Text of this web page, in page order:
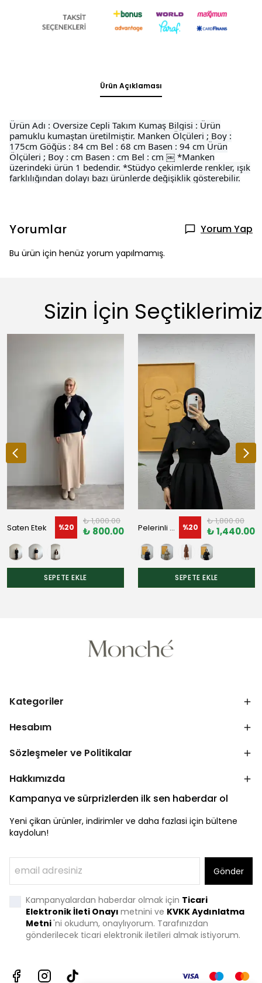
Ürün Açıklaması
Ürün Adı : Oversize Cepli Takım Kumaş Bilgisi : Ürün
pamuklu kumaştan üretilmiştir. Manken Ölçüleri ; Boy :
175cm Göğüs : 84 cm Bel : 68 cm Basen : 94 cm Ürün
Ölçüleri ; Boy : cm Basen : cm Bel : cm ￼ *Manken
üzerindeki ürün 1 bedendir. *Stüdyo çekimlerde renkler, ışık
farklılığından dolayı bazı ürünlerde değişiklik gösterebilir.
Yorumlar Yorum Yap
Bu ürün için henüz yorum yapılmamış.
Sizin İçin Seçtiklerimiz
Saten Etek %20
₺ 1,000.00
₺ 800.00
SEPETE EKLE
Pelerinli Scuba Elbise %20
₺ 1,800.00
₺ 1,440.00
SEPETE EKLE
Kategoriler
Hesabım
Sözleşmeler ve Politikalar
Hakkımızda
Kampanya ve sürprizlerden ilk sen haberdar ol
Yeni çikan ürünler, indirimler ve daha fazlasi için bültene
kaydolun!
Gönder
Kampanyalardan haberdar olmak için Ticari
Elektronik İleti Onayı metnini ve KVKK Aydınlatma
Metni'ni okudum, onaylıyorum. Tarafınızdan
gönderilecek ticari elektronik iletileri almak istiyorum.